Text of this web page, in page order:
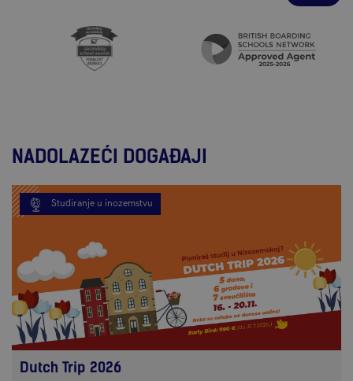
iskazala svojom profesionalnošću i trudom. Kasnije
mi je pomogla u traženju letova, provjeravanju uvjeta i
donošenju konačne odluke.
NADOLAZEĆI DOGAĐAJI
Studiranje u inozemstvu
Dutch Trip 2026